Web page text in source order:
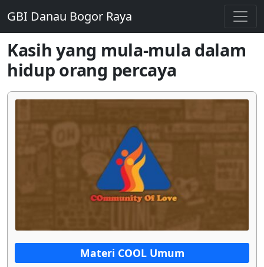
GBI Danau Bogor Raya
Kasih yang mula-mula dalam
hidup orang percaya
Materi COOL Umum